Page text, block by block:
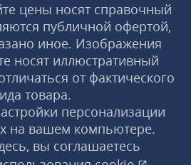
цены носят справочный
публичной офертой,
иное. Изображения
носят иллюстративный
от фактического
товара.
персонализации
на вашем компьютере.
вы соглашаетесь